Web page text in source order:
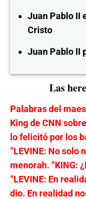
Juan Pablo II
Cristo
Juan Pablo II
Las
Palabras del
King de CNN
lo felicitó por los
”LEVINE: No solo
menorah. ”KING:
”LEVINE: En
dio. En realidad